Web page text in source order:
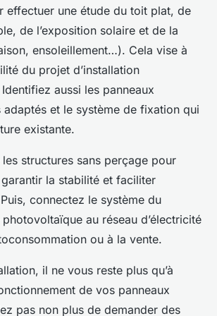
effectuer une étude du toit plat, de
de l’exposition solaire et de la
ensoleillement…). Cela vise à
du projet d’installation
aussi les panneaux
et le système de fixation qui
existante.
les structures sans perçage pour
la stabilité et faciliter
connectez le système du
au réseau d’électricité
ou à la vente.
il ne vous reste plus qu’à
de vos panneaux
pas non plus de demander des